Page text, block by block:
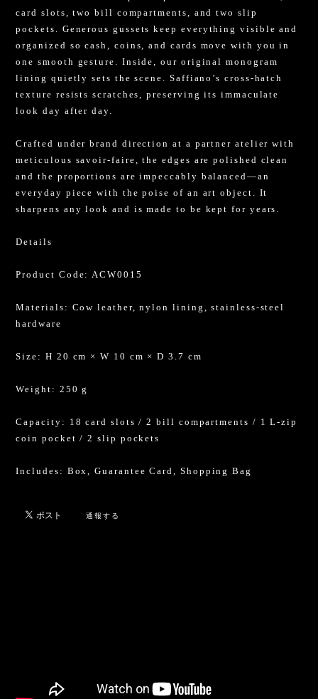
card slots, two bill compartments, and two slip
pockets. Generous gussets keep everything visible and
organized so cash, coins, and cards move with you in
one smooth gesture. Inside, our original monogram
lining quietly sets the scene. Saffiano’s cross-hatch
texture resists scratches, preserving its immaculate
look day after day.
Crafted under brand direction at a partner atelier with
meticulous savoir-faire, the edges are polished clean
and the proportions are impeccably balanced—an
everyday piece with the poise of an art object. It
sharpens any look and is made to be kept for years.
Details
Product Code: ACW0015
Materials: Cow leather, nylon lining, stainless-steel
hardware
Size: H 20 cm × W 10 cm × D 3.7 cm
Weight: 250 g
Capacity: 18 card slots / 2 bill compartments / 1 L-zip
coin pocket / 2 slip pockets
Includes: Box, Guarantee Card, Shopping Bag
通報する